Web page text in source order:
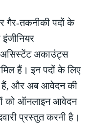
गैर-तकनीकी पदों के
इंजीनियर
अकाउंट्स
हैं। इन पदों के लिए
हैं, और अब आवेदन की
को ऑनलाइन आवेदन
प्रस्तुत करनी है।